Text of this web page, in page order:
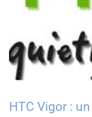
HTC Vigor :